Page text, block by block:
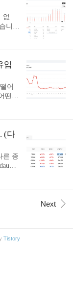
나
오
로
아직
알
없
니
부
니
분 j
이
렇
. 아
문객
초
요.
입
어
떤지
통
확
3
것
인 5
없
이
했다
(다
른 종
음
검색
Next
Tistory